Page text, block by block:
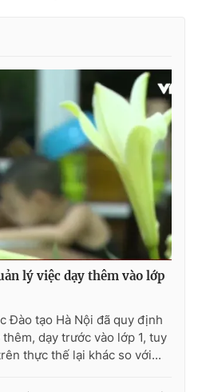
Shorts video
VTV Thể thao
Bất động sản
Tấm lòng Việt
VTV8
lý việc dạy thêm vào lớp
Đào tạo Hà Nội đã quy định
dạy trước vào lớp 1, tuy
thực thế lại khác so với...